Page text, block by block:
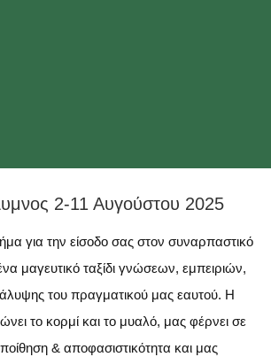
2-11 Αυγούστου 2025
για την είσοδο σας στον συναρπαστικό
μαγευτικό ταξίδι γνώσεων, εμπειριών,
του πραγματικού μας εαυτού. Η
το κορμί και το μυαλό, μας φέρνει σε
& αποφασιστικότητα και μας